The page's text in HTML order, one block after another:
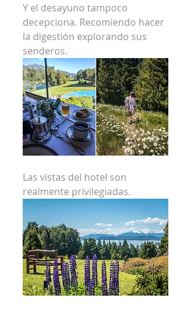
Y el desayuno tampoco
decepciona. Recomiendo hacer
la digestión explorando sus
senderos.
Las vistas del hotel son
realmente privilegiadas.